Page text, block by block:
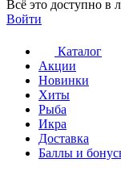
Всё это доступно в
Войти
Каталог
Акции
Новинки
Хиты
Рыба
Икра
Доставка
Баллы и